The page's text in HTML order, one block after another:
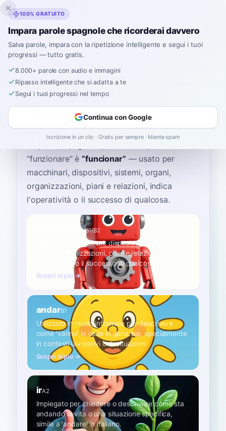
Inklingo
Home› Spagnolo›Italian
Come si dice
"funzionare" in
spagnolo
“funzionare” è “funcionar” — usato per
macchinari, dispositivi, sistemi, organi,
organizzazioni, piani e relazioni, indica
l'operatività o il successo di qualcosa.
A1/B1/B2
Usato per macchinari, dispositivi, sistemi,
organi, organizzazioni, piani e relazioni, indica
l'operatività o il successo di qualcosa.
Scopri di più →
andarB1
Utilizzato in modo informale per descrivere
come 'vanno' le cose in generale, specialmente
in contesti lavorativi o di situazioni.
Scopri di più →
irA2
Impiegato per chiedere o descrivere come sta
andando la vita o una situazione specifica,
simile a 'andare' in italiano.
100% GRATUITO
Impara parole spagnole che ricorderai davvero
Salva parole, impara con la ripetizione intelligente e segui i tuoi
progressi — tutto gratis.
8.000+ parole con audio e immagini
Ripasso intelligente che si adatta a te
Segui i tuoi progressi nel tempo
Continua con Google
Iscrizione in un clic · Gratis per sempre · Niente spam